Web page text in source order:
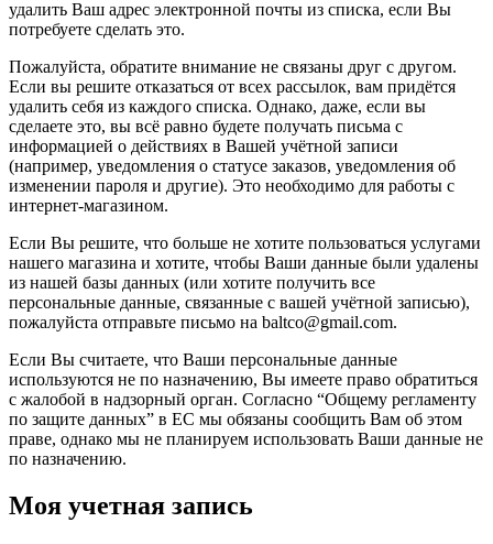
удалить Ваш адрес электронной почты из списка, если Вы
потребуете сделать это.
Пожалуйста, обратите внимание не связаны друг с другом.
Если вы решите отказаться от всех рассылок, вам придётся
удалить себя из каждого списка. Однако, даже, если вы
сделаете это, вы всё равно будете получать письма с
информацией о действиях в Вашей учётной записи
(например, уведомления о статусе заказов, уведомления об
изменении пароля и другие). Это необходимо для работы с
интернет-магазином.
Если Вы решите, что больше не хотите пользоваться услугами
нашего магазина и хотите, чтобы Ваши данные были удалены
из нашей базы данных (или хотите получить все
персональные данные, связанные с вашей учётной записью),
пожалуйста отправьте письмо на baltco@gmail.com.
Если Вы считаете, что Ваши персональные данные
используются не по назначению, Вы имеете право обратиться
с жалобой в надзорный орган. Согласно “Общему регламенту
по защите данных” в ЕС мы обязаны сообщить Вам об этом
праве, однако мы не планируем использовать Ваши данные не
по назначению.
Моя учетная запись